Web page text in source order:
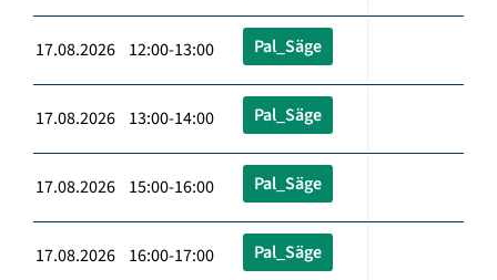
17.08.2026 12:00-13:00 Pal_Säge
17.08.2026 13:00-14:00 Pal_Säge
17.08.2026 15:00-16:00 Pal_Säge
17.08.2026 16:00-17:00 Pal_Säge